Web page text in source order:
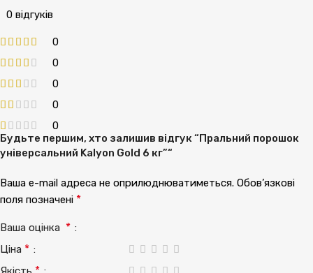
0 відгуків
0
0
0
0
0
Будьте першим, хто залишив відгук “Пральний порошок
універсальний Kalyon Gold 6 кг”“
Ваша e-mail адреса не оприлюднюватиметься. Обов’язкові
поля позначені *
Ваша оцінка *
Ціна *